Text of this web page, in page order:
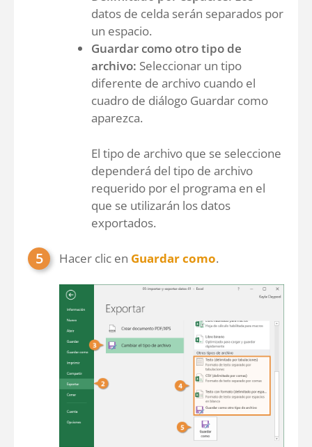
datos de celda serán separados por
un espacio.
Guardar como otro tipo de
archivo: Seleccionar un tipo
diferente de archivo cuando el
cuadro de diálogo Guardar como
aparezca.
El tipo de archivo que se seleccione
dependerá del tipo de archivo
requerido por el programa en el
que se utilizarán los datos
exportados.
Hacer clic en Guardar como.